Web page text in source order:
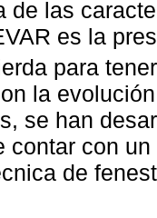
de las
es la
para
la
se han
contar con
de